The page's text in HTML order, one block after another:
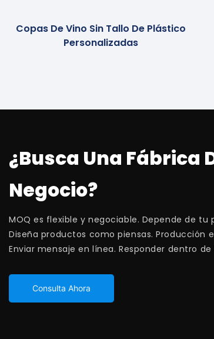
Copas De Vino Sin Tallo De Plástico
Personalizadas
¿Busca Una Fábrica
Negocio?
MOQ es flexible y negociable. Depende de
Diseña productos como piensas. Producción
Enviar mensaje en línea. Responder dentro
Consulta Ahora